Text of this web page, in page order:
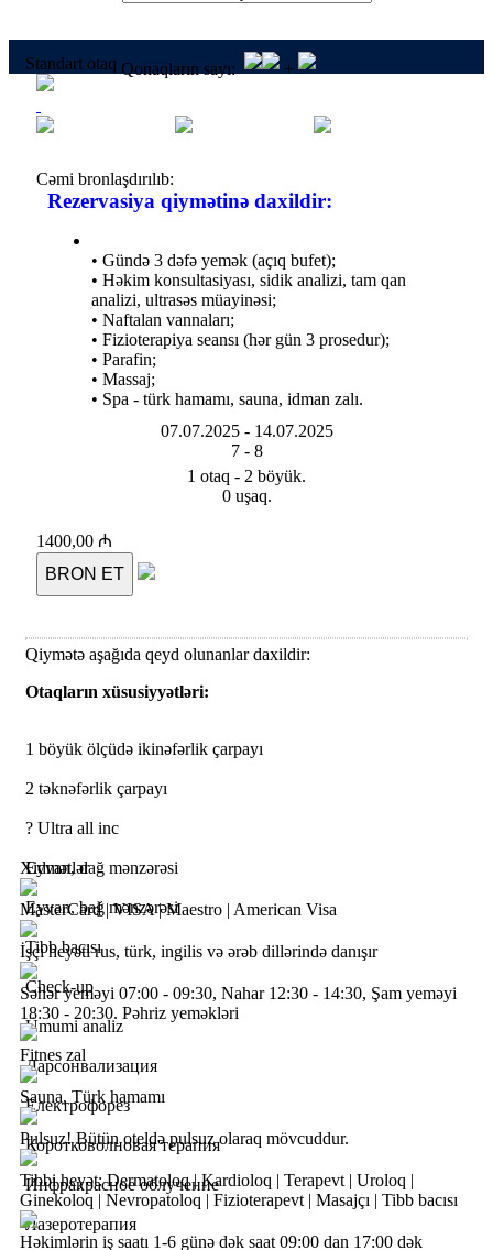
Standart otaq Qonaqların sayı: +
Cəmi bronlaşdırılıb:
Rezervasiya qiymətinə daxildir:
• Gündə 3 dəfə yemək (açıq bufet);
• Həkim konsultasiyası, sidik analizi, tam qan
analizi, ultrasəs müayinəsi;
• Naftalan vannaları;
• Fizioterapiya seansı (hər gün 3 prosedur);
• Parafin;
• Massaj;
• Spa - türk hamamı, sauna, idman zalı.
07.07.2025 - 14.07.2025
7 - 8
1 otaq - 2 böyük.
0 uşaq.
1400,00 ₼
BRON ET
Qiymətə aşağıda qeyd olunanlar daxildir:
Otaqların xüsusiyyətləri:
1 böyük ölçüdə ikinəfərlik çarpayı
2 təknəfərlik çarpayı
? Ultra all inc
Eyvan, dağ mənzərəsi
Eyvan, bağ mənzərəsi
Tibb bacısı
Check-up
Ümumi analiz
Дарсонвализация
Електрофорез
Коротковолновая терапия
Инфракрасное облучение
Лазеротерапия
Xidmətlər
MasterCard | VISA | Maestro | American Visa
İşçi heyəti rus, türk, ingilis və ərəb dillərində danışır
Səhər yeməyi 07:00 - 09:30, Nahar 12:30 - 14:30, Şam yeməyi
18:30 - 20:30. Pəhriz yeməkləri
Fitnes zal
Sauna, Türk hamamı
Pulsuz! Bütün oteldə pulsuz olaraq mövcuddur.
Tibbi heyət: Dermatoloq | Kardioloq | Terapevt | Uroloq |
Ginekoloq | Nevropatoloq | Fizioterapevt | Masajçı | Tibb bacısı
Həkimlərin iş saatı 1-6 günə dək saat 09:00 dan 17:00 dək